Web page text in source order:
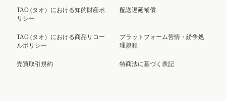
TAO (タオ）における知的財産ポ
リシー
TAO (タオ）における商品リコー
ルポリシー
売買取引規約
配送遅延補償
プラットフォーム苦情・紛争処
理規程
特商法に基づく表記